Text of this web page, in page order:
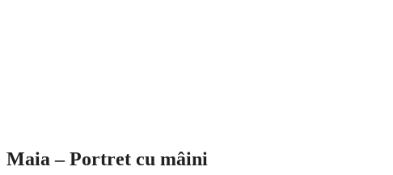
Maia – Portret cu mâini